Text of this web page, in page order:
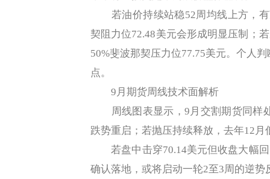
若油价持续站稳52周均线上方，有
契阻力位72.48美元会形成明显压制；
50%斐波那契压力位77.75美元。个人
点。
9月期货周线技术面解析
周线图表显示，9月交割期货同样
跌势重启；若抛压持续释放，去年12
若盘中击穿70.14美元但收盘大幅回
确认落地，或将启动一轮2至3周的逆势